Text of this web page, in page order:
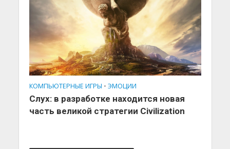
КОМПЬЮТЕРНЫЕ ИГРЫ • ЭМОЦИИ
Слух: в разработке находится новая
часть великой стратегии Civilization